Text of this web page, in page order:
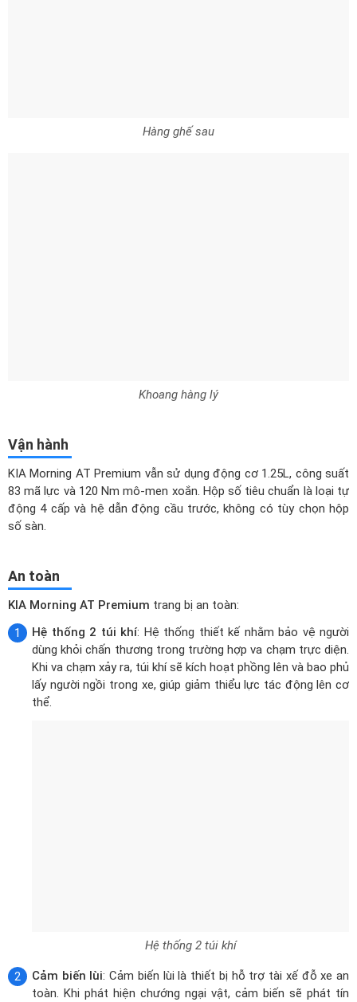
Hàng ghế sau
Khoang hàng lý
Vận hành
KIA Morning AT Premium vẫn sử dụng động cơ 1.25L, công suất
83 mã lực và 120 Nm mô-men xoắn. Hộp số tiêu chuẩn là loại tự
động 4 cấp và hệ dẫn động cầu trước, không có tùy chọn hộp
số sàn.
An toàn
KIA Morning AT Premium trang bị an toàn:
Hệ thống 2 túi khí: Hệ thống thiết kế nhằm bảo vệ người
dùng khỏi chấn thương trong trường hợp va chạm trực diện.
Khi va chạm xảy ra, túi khí sẽ kích hoạt phồng lên và bao phủ
lấy người ngồi trong xe, giúp giảm thiểu lực tác động lên cơ
thể.
Hệ thống 2 túi khí
Cảm biến lùi: Cảm biến lùi là thiết bị hỗ trợ tài xế đỗ xe an
toàn. Khi phát hiện chướng ngại vật, cảm biến sẽ phát tín